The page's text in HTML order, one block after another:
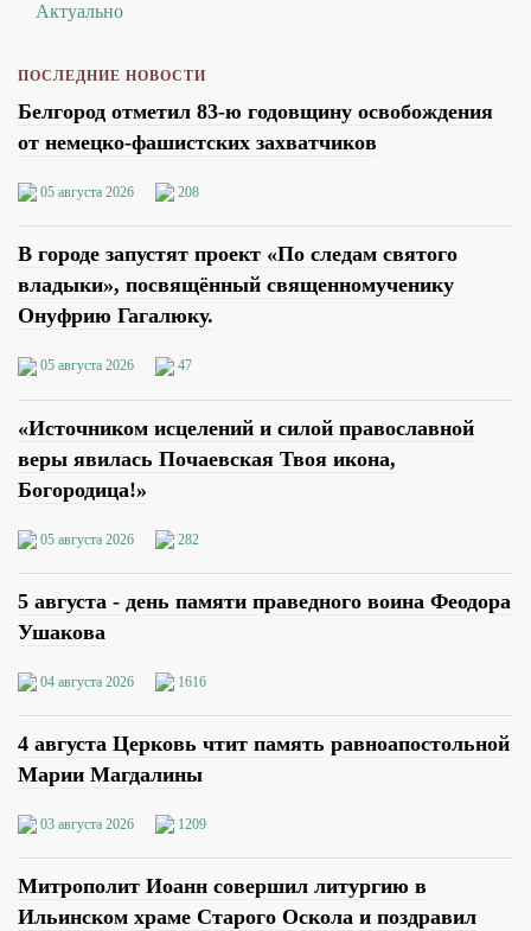
Актуально
ПОСЛЕДНИЕ НОВОСТИ
Белгород отметил 83-ю годовщину освобождения
от немецко-фашистских захватчиков
05 августа 2026 208
В городе запустят проект «По следам святого
владыки», посвящённый священномученику
Онуфрию Гагалюку.
05 августа 2026 47
«Источником исцелений и силой православной
веры явилась Почаевская Твоя икона,
Богородица!»
05 августа 2026 282
5 августа - день памяти праведного воина Феодора
Ушакова
04 августа 2026 1616
4 августа Церковь чтит память равноапостольной
Марии Магдалины
03 августа 2026 1209
Митрополит Иоанн совершил литургию в
Ильинском храме Старого Оскола и поздравил